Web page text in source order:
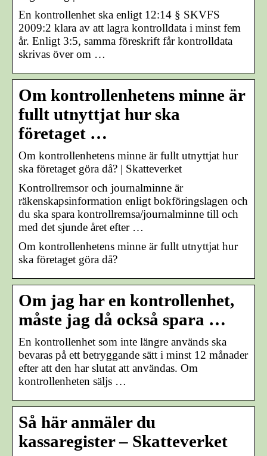
En kontrollenhet ska enligt 12:14 § SKVFS
2009:2 klara av att lagra kontrolldata i minst fem
år. Enligt 3:5, samma föreskrift får kontrolldata
skrivas över om …
Om kontrollenhetens minne är
fullt utnyttjat hur ska
företaget …
Om kontrollenhetens minne är fullt utnyttjat hur
ska företaget göra då? | Skatteverket
Kontrollremsor och journalminne är
räkenskapsinformation enligt bokföringslagen och
du ska spara kontrollremsa/journalminne till och
med det sjunde året efter …
Om kontrollenhetens minne är fullt utnyttjat hur
ska företaget göra då?
Om jag har en kontrollenhet,
måste jag då också spara …
En kontrollenhet som inte längre används ska
bevaras på ett betryggande sätt i minst 12 månader
efter att den har slutat att användas. Om
kontrollenheten säljs …
Så här anmäler du
kassaregister – Skatteverket